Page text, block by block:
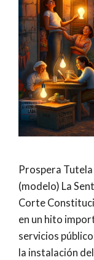
Prospera
(modelo) La
Corte
en un hito
servicios
la instalación